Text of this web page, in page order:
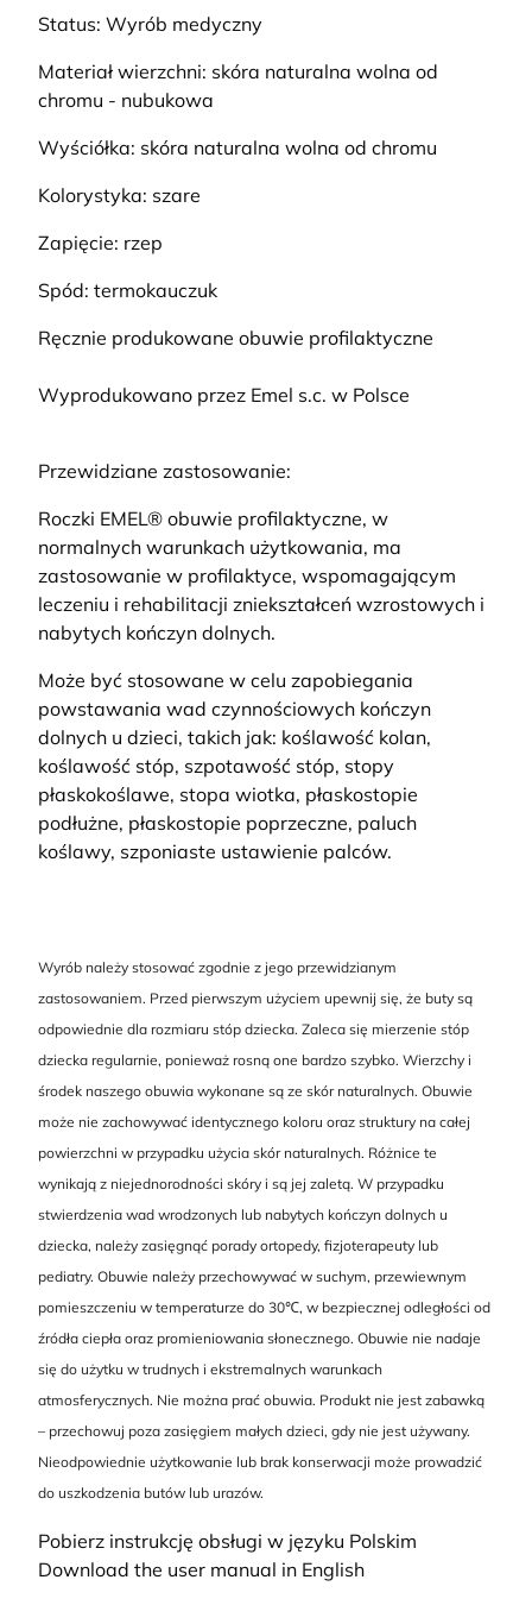
Status: Wyrób medyczny
Materiał wierzchni: skóra naturalna wolna od
chromu - nubukowa
Wyściółka: skóra naturalna wolna od chromu
Kolorystyka: szare
Zapięcie: rzep
Spód: termokauczuk
Ręcznie produkowane obuwie profilaktyczne
Wyprodukowano przez Emel s.c. w Polsce
Przewidziane zastosowanie:
Roczki EMEL® obuwie profilaktyczne, w
normalnych warunkach użytkowania, ma
zastosowanie w profilaktyce, wspomagającym
leczeniu i rehabilitacji zniekształceń wzrostowych i
nabytych kończyn dolnych.
Może być stosowane w celu zapobiegania
powstawania wad czynnościowych kończyn
dolnych u dzieci, takich jak: koślawość kolan,
koślawość stóp, szpotawość stóp, stopy
płaskokoślawe, stopa wiotka, płaskostopie
podłużne, płaskostopie poprzeczne, paluch
koślawy, szponiaste ustawienie palców.
Wyrób należy stosować zgodnie z jego przewidzianym
zastosowaniem. Przed pierwszym użyciem upewnij się, że buty są
odpowiednie dla rozmiaru stóp dziecka. Zaleca się mierzenie stóp
dziecka regularnie, ponieważ rosną one bardzo szybko. Wierzchy i
środek naszego obuwia wykonane są ze skór naturalnych. Obuwie
może nie zachowywać identycznego koloru oraz struktury na całej
powierzchni w przypadku użycia skór naturalnych. Różnice te
wynikają z niejednorodności skóry i są jej zaletą. W przypadku
stwierdzenia wad wrodzonych lub nabytych kończyn dolnych u
dziecka, należy zasięgnąć porady ortopedy, fizjoterapeuty lub
pediatry. Obuwie należy przechowywać w suchym, przewiewnym
pomieszczeniu w temperaturze do 30℃, w bezpiecznej odległości od
źródła ciepła oraz promieniowania słonecznego. Obuwie nie nadaje
się do użytku w trudnych i ekstremalnych warunkach
atmosferycznych. Nie można prać obuwia. Produkt nie jest zabawką
– przechowuj poza zasięgiem małych dzieci, gdy nie jest używany.
Nieodpowiednie użytkowanie lub brak konserwacji może prowadzić
do uszkodzenia butów lub urazów.
Pobierz instrukcję obsługi w języku Polskim
Download the user manual in English